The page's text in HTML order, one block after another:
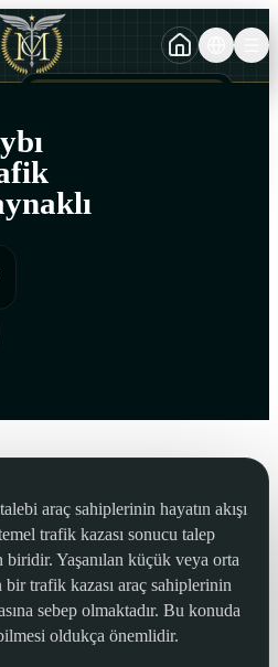
ENGLISH
araç sahiplerinin hayatın akışı
trafik kazası sonucu talep
Yaşanılan küçük veya orta
bir trafik kazası araç sahiplerinin
sebep olmaktadır. Bu konuda
oldukça önemlidir.